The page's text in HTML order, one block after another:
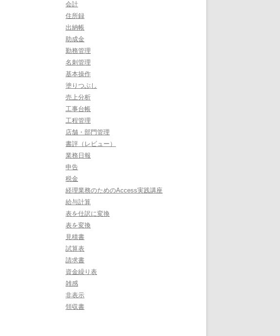
会計
住所録
出納帳
助成金
勤務管理
名刺管理
基本操作
塗りつぶし
売上分析
工事台帳
工程管理
店舗・部門管理
書評（レビュー）
業務日報
申告
税金
経理業務のためのAccess実践講座
給与計算
表を仕訳に変換
表を変換
見積書
試算表
請求書
資金繰り表
雑感
非表示
領収書